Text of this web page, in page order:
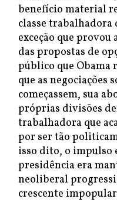
benefício material
classe trabalhadora
exceção que
das propostas de
público que Obama
que as negociações
começassem, sua
próprias divisões
trabalhadora que
por ser tão
isso dito, o impulso
presidência era
neoliberal
crescente